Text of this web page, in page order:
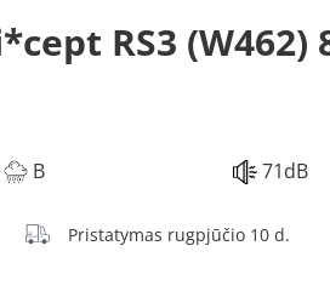
RS3 (W462)
B 71dB
Pristatymas rugpjūčio 10 d.